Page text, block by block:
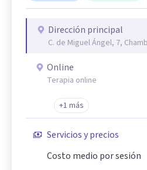
Dirección principal
C. de Miguel Ángel, 7,
Online
Terapia online
+1 más
Servicios y precios
Costo medio por sesión